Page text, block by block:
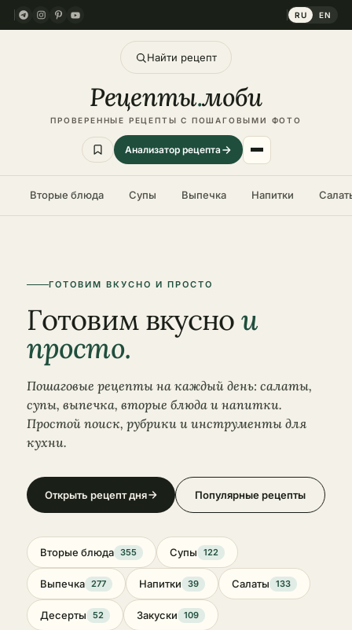
RU EN
Найти рецепт
Рецепты.моби
ПРОВЕРЕННЫЕ РЕЦЕПТЫ С ПОШАГОВЫМИ ФОТО
Анализатор рецепта
Вторые блюда Супы Выпечка Напитки
ГОТОВИМ ВКУСНО И ПРОСТО
Готовим вкуснои
просто.
Пошаговые рецепты на каждый день: салаты,
супы, выпечка, вторые блюда и напитки.
Простой поиск, рубрики и инструменты для
кухни.
Открыть рецепт дня Популярные рецепты
Вторые блюда 355 Супы 122
Выпечка 277 Напитки 39 Салаты 133
Десерты 52 Закуски 109